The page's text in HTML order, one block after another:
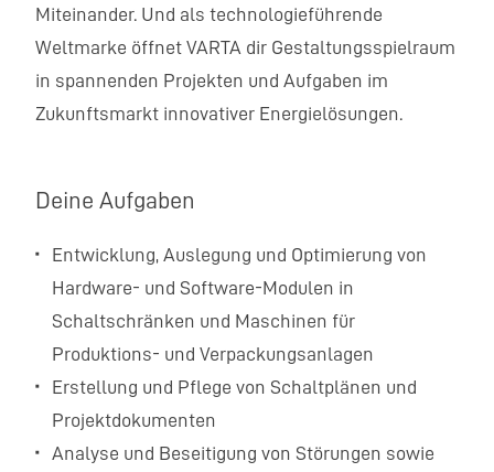
Miteinander. Und als technologieführende
Weltmarke öffnet VARTA dir Gestaltungsspielraum
in spannenden Projekten und Aufgaben im
Zukunftsmarkt innovativer Energielösungen.
Deine Aufgaben
Entwicklung, Auslegung und Optimierung von
Hardware- und Software-Modulen in
Schaltschränken und Maschinen für
Produktions- und Verpackungsanlagen
Erstellung und Pflege von Schaltplänen und
Projektdokumenten
Analyse und Beseitigung von Störungen sowie